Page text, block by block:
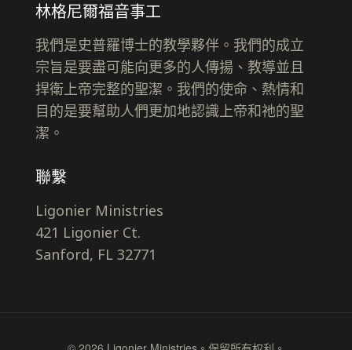
林格尼爾福音事工
我們是史普羅博士的教學夥伴。我們的成立
宗旨是要盡可能向更多的人傳揚、教導並且
捍衛上帝完整的聖潔。我們的使命、熱情和
目的是要幫助人們更加地認識上帝和祂的聖
潔。
聯繫
Ligonier Ministries
421 Ligonier Ct.
Sanford, FL 32771